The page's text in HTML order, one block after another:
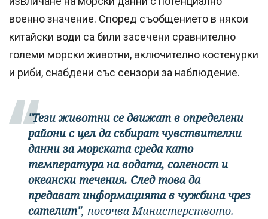
военно значение. Според съобщението в някои
китайски води са били засечени сравнително
големи морски животни, включително костенурки
и риби, снабдени със сензори за наблюдение.
"Тези животни се движат в определени
райони с цел да събират чувствителни
данни за морската среда като
температура на водата, соленост и
океански течения. След това да
предават информацията в чужбина чрез
сателит", посочва Министерството.